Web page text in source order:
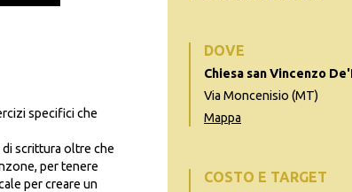
specifici che
scrittura oltre che
per tenere
per creare un
DOVE
Chiesa san Vincenzo
Via Moncenisio (MT)
Mappa
COSTO E TARGET